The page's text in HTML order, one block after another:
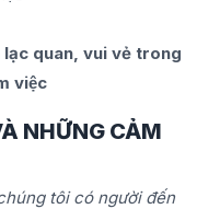
quan, vui vẻ trong
việc
NHỮNG CẢM
tôi có người đến